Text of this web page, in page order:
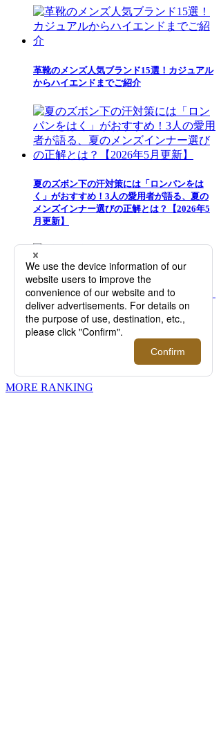
革靴のメンズ人気ブランド15選！カジュアル
からハイエンドまでご紹介
夏のズボン下の汗対策には「ロンパンをは
く」がおすすめ！3人の愛用者が語る、夏の
メンズインナー選びの正解とは？【2026年5
月更新】
髪型に合わせたグリース（ポマード）の使い
方を美容師が直伝。おすすめのヘアスタイリ
ング剤選びに悩むメンズは必見！【2026年7
MORE RANKING